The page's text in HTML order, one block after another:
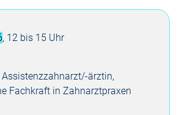
, 12 bis 15 Uhr
ärztin,
Fachkraft in Zahnarztpraxen